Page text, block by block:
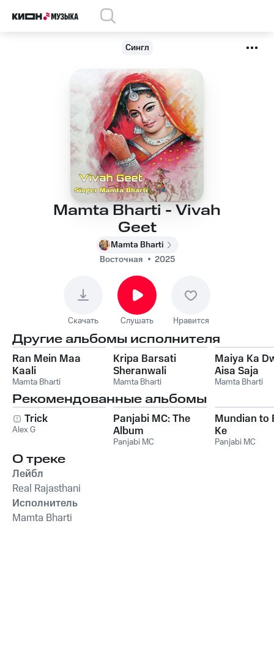
Сингл
Mamta Bharti - Vivah
Geet
Mamta Bharti
Восточная
2025
Скачать Слушать Нравится
Другие альбомы исполнителя
Ran Mein Maa
Kaali
Mamta Bharti
Kripa Barsati
Sheranwali
Mamta Bharti
Maiya Ka
Aisa Saja
Mamta Bharti
Рекомендованные альбомы
Trick
Alex G
Panjabi MC: The
Album
Panjabi MC
Mundian to
Ke
Panjabi MC
О треке
Лейбл
Real Rajasthani
Исполнитель
Mamta Bharti